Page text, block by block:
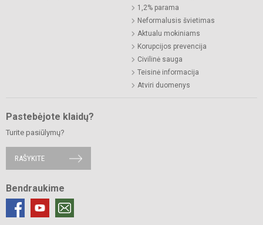
1,2% parama
Neformalusis švietimas
Aktualu mokiniams
Korupcijos prevencija
Civilinė sauga
Teisinė informacija
Atviri duomenys
Pastebėjote klaidų?
Turite pasiūlymų?
RAŠYKITE
Bendraukime